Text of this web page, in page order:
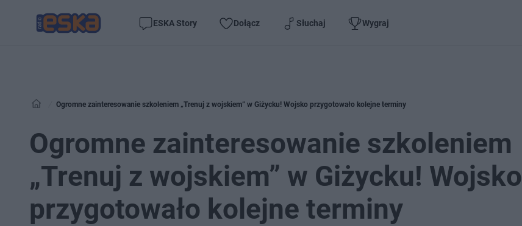
ESKA Story Dołącz Słuchaj Wygraj
Ogromne zainteresowanie szkoleniem „Trenuj z wojskiem” w Giżycku! Wojsko przygotowało kolejne terminy
Ogromne zainteresowanie szkoleniem
„Trenuj z wojskiem” w Giżycku! Wojsko
przygotowało kolejne terminy